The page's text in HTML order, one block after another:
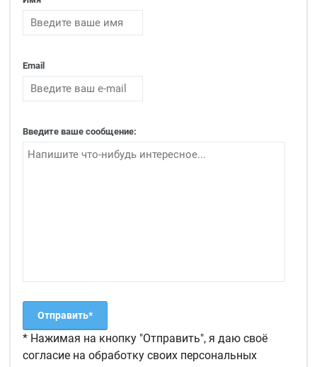
Email
Введите ваше сообщение:
* Нажимая на кнопку "Отправить", я даю своё
согласие на обработку своих персональных